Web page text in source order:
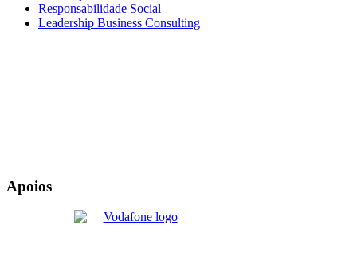
Responsabilidade Social
Leadership Business Consulting
Apoios